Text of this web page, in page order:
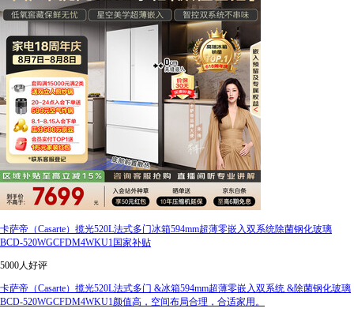
卡萨帝（Casarte）揽光520L法式多门冰箱594mm超薄零嵌入双系统除菌钢化玻璃
BCD-520WGCFDM4WKU1国家补贴
5000人好评
卡萨帝（Casarte）揽光520L法式多门 &冰箱594mm超薄零嵌入双系统 &除菌钢化玻璃
BCD-520WGCFDM4WKU1颜值高，空间布局合理，合适家用。